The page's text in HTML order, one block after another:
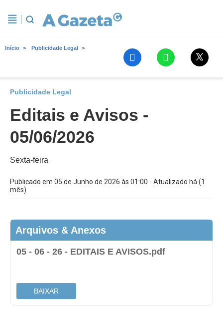
Início Publicidade Legal
Publicidade Legal
Editais e Avisos -
05/06/2026
Sexta-feira
Publicado em 05 de Junho de 2026 às 01:00 - Atualizado há (1
mês)
Arquivos & Anexos
05 - 06 - 26 - EDITAIS E AVISOS.pdf
BAIXAR